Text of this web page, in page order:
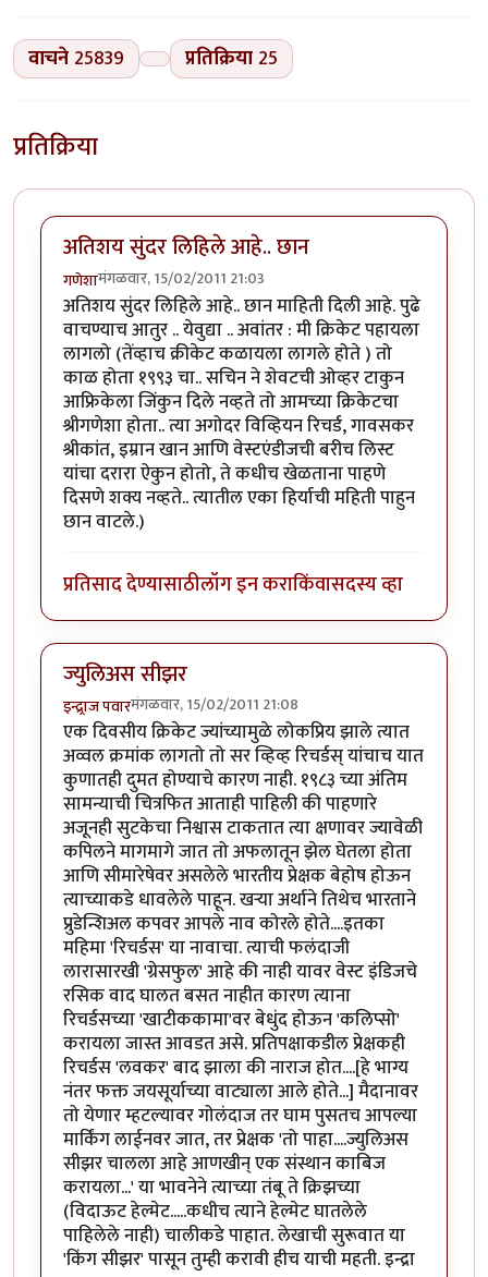
वाचने 25839 प्रतिक्रिया 25
प्रतिक्रिया
अतिशय सुंदर लिहिले आहे.. छान
गणेशामंगळवार, 15/02/2011 21:03
अतिशय सुंदर लिहिले आहे.. छान माहिती दिली आहे. पुढे
वाचण्याच आतुर .. येवुद्या .. अवांतर : मी क्रिकेट पहायला
लागलो (तेंव्हाच क्रीकेट कळायला लागले होते ) तो
काळ होता १९९३ चा.. सचिन ने शेवटची ओव्हर टाकुन
आफ्रिकेला जिंकुन दिले नव्हते तो आमच्या क्रिकेटचा
श्रीगणेशा होता.. त्या अगोदर विव्हियन रिचर्ड, गावसकर
श्रीकांत, इम्रान खान आणि वेस्टएंडीजची बरीच लिस्ट
यांचा दरारा ऐकुन होतो, ते कधीच खेळताना पाहणे
दिसणे शक्य नव्हते.. त्यातील एका हिर्याची महिती पाहुन
छान वाटले.)
प्रतिसाद देण्यासाठीलॉग इन कराकिंवासदस्य व्हा
ज्युलिअस सीझर
इन्द्र्राज पवारमंगळवार, 15/02/2011 21:08
एक दिवसीय क्रिकेट ज्यांच्यामुळे लोकप्रिय झाले त्यात
अव्वल क्रमांक लागतो तो सर व्हिव्ह रिचर्डस् यांचाच यात
कुणातही दुमत होण्याचे कारण नाही. १९८३ च्या अंतिम
सामन्याची चित्रफित आताही पाहिली की पाहणारे
अजूनही सुटकेचा निश्वास टाकतात त्या क्षणावर ज्यावेळी
कपिलने मागमागे जात तो अफलातून झेल घेतला होता
आणि सीमारेषेवर असलेले भारतीय प्रेक्षक बेहोष होऊन
त्याच्याकडे धावलेले पाहून. खर्‍या अर्थाने तिथेच भारताने
प्रुडेन्शिअल कपवर आपले नाव कोरले होते....इतका
महिमा 'रिचर्डस' या नावाचा. त्याची फलंदाजी
लारासारखी 'ग्रेसफुल' आहे की नाही यावर वेस्ट इंडिजचे
रसिक वाद घालत बसत नाहीत कारण त्याना
रिचर्डसच्या 'खाटीककामा'वर बेधुंद होऊन 'कलिप्सो'
करायला जास्त आवडत असे. प्रतिपक्षाकडील प्रेक्षकही
रिचर्डस 'लवकर' बाद झाला की नाराज होत....[हे भाग्य
नंतर फक्त जयसूर्याच्या वाट्याला आले होते...] मैदानावर
तो येणार म्हटल्यावर गोलंदाज तर घाम पुसतच आपल्या
मार्किंग लाईनवर जात, तर प्रेक्षक 'तो पाहा....ज्युलिअस
सीझर चालला आहे आणखीन् एक संस्थान काबिज
करायला...' या भावनेने त्याच्या तंबू ते क्रिझच्या
(विदाऊट हेल्मेट.....कधीच त्याने हेल्मेट घातलेले
पाहिलेले नाही) चालीकडे पाहात. लेखाची सुरूवात या
'किंग सीझर' पासून तुम्ही करावी हीच याची महती. इन्द्रा